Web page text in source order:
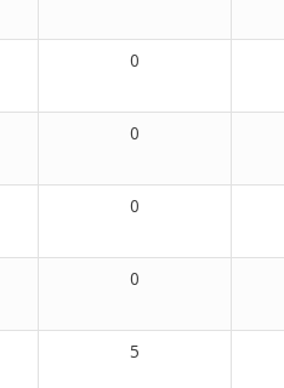
0
0
0
0
5